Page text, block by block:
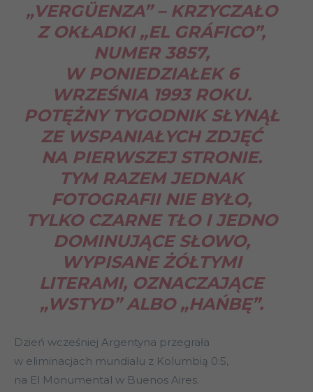
„VERGÜENZA” – KRZYCZAŁO
Z OKŁADKI „EL GRÁFICO”,
NUMER 3857,
W PONIEDZIAŁEK 6
WRZEŚNIA 1993 ROKU.
POTĘŻNY TYGODNIK SŁYNĄŁ
ZE WSPANIAŁYCH ZDJĘĆ
NA PIERWSZEJ STRONIE.
TYM RAZEM JEDNAK
FOTOGRAFII NIE BYŁO,
TYLKO CZARNE TŁO I JEDNO
DOMINUJĄCE SŁOWO,
WYPISANE ŻÓŁTYMI
LITERAMI, OZNACZAJĄCE
„WSTYD” ALBO „HAŃBĘ”.
Dzień wcześniej Argentyna przegrała
w eliminacjach mundialu z Kolumbią 0:5,
na El Monumental w Buenos Aires.